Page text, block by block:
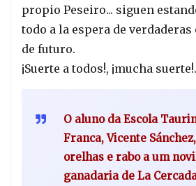
propio Peseiro... siguen
todo a la espera de
de futuro.
¡Suerte a todos!, ¡mucha suerte!.
O aluno da Escola
Franca, Vicente
orelhas e rabo a um
ganadaria de La